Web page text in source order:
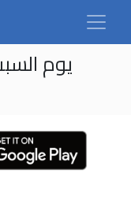
يوم السبت 14 شوال